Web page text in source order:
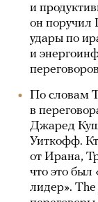
и
он поручил
удары по
и
По словам
в
Джаред
Уиткофф.
от Ирана,
что это
лидер». The